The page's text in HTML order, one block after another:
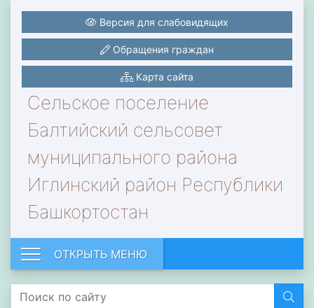
Сельское поселение
Балтийский сельсовет
муниципального района
Иглинский район Республики
Башкортостан
Версия для слабовидящих
Обращения граждан
Карта сайта
ОТКРЫТЬ МЕНЮ